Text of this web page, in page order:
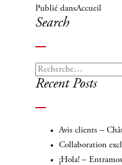
le
réelle
Navigation
de
Publié dansAccueil
Search
Recherche
pour
Recent Posts
Avis clients –
Collaboration
¡Hola! –